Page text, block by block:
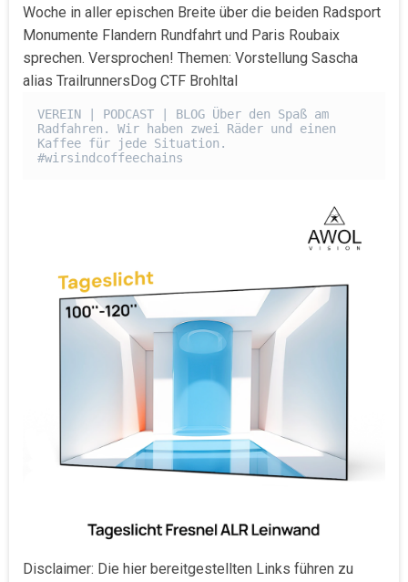
Woche in aller epischen Breite über die beiden Radsport
Monumente Flandern Rundfahrt und Paris Roubaix
sprechen. Versprochen! Themen: Vorstellung Sascha
alias TrailrunnersDog CTF Brohltal
VEREIN | PODCAST | BLOG Über den Spaß am
Radfahren. Wir haben zwei Räder und einen
Kaffee für jede Situation.
#wirsindcoffeechains
Disclaimer: Die hier bereitgestellten Links führen zu